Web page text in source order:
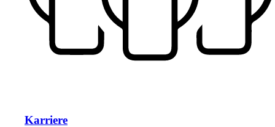
Karriere